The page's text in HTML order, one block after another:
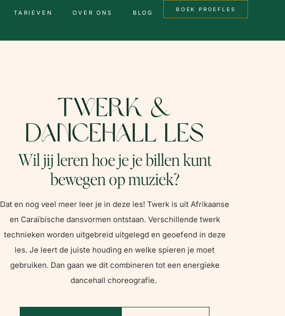
TARIEVEN OVER ONS BLOG BOEK PROEFLES
Twerk &
Dancehall les
Wil jij leren hoe je je billen kunt
bewegen op muziek?
Dat en nog veel meer leer je in deze les! Twerk is uit Afrikaanse
en Caraïbische dansvormen ontstaan. Verschillende twerk
technieken worden uitgebreid uitgelegd en geoefend in deze
les. Je leert de juiste houding en welke spieren je moet
gebruiken. Dan gaan we dit combineren tot een energieke
dancehall choreografie.